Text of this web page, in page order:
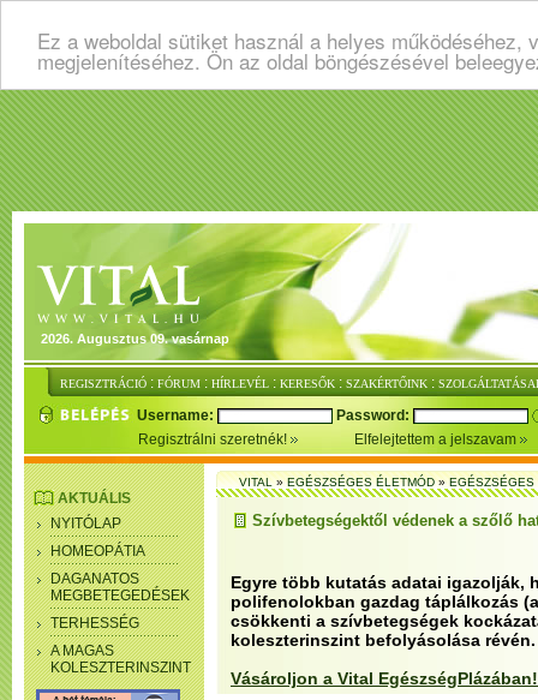
Ez a weboldal sütiket használ a helyes
megjelenítéséhez. Ön az oldal böngészésével
2026. Augusztus 09. vasárnap
REGISZTRÁCIÓ : FÓRUM : HÍRLEVÉL : KERESŐK : SZAKÉRTŐINK :
Username:
Password:
Regisztrálni szeretnék!
Elfelejtettem a jelszavam
AKTUÁLIS
NYITÓLAP
HOMEOPÁTIA
DAGANATOS
MEGBETEGEDÉSEK
TERHESSÉG
A MAGAS
KOLESZTERINSZINT
VITAL»EGÉSZSÉGES ÉLETMÓD»
Szívbetegségektől védenek a szőlő
Egyre több kutatás adatai igazolják,
polifenolokban gazdag táplálkozás
csökkenti a szívbetegségek
koleszterinszint befolyásolása révén.
Vásároljon a Vital